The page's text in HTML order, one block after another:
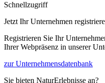
Schnellzugriff
Jetzt Ihr Unternehmen
Registrieren Sie Ihr
Ihrer Webpräsenz in unserer
zur Unternehmensdatenbank
Sie bieten NaturErlebnisse an?